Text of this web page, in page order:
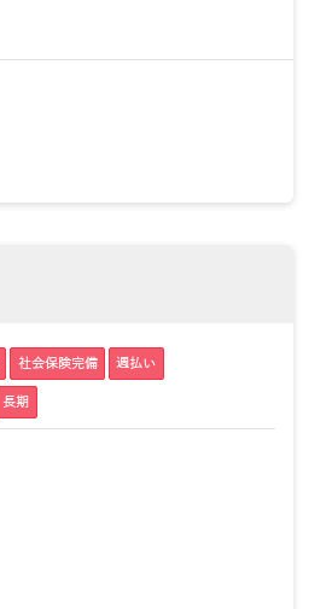
社会保険完備 週払い
長期